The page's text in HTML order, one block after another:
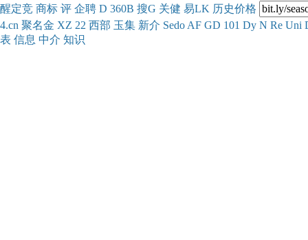
醒定竞 商标 评 企聘 D 360B 搜G 关健 易LK 历史价格
4.cn 聚名金 XZ 22 西部 玉集 新介 Sedo AF GD 101 Dy N Re Uni
表 信息 中介 知识